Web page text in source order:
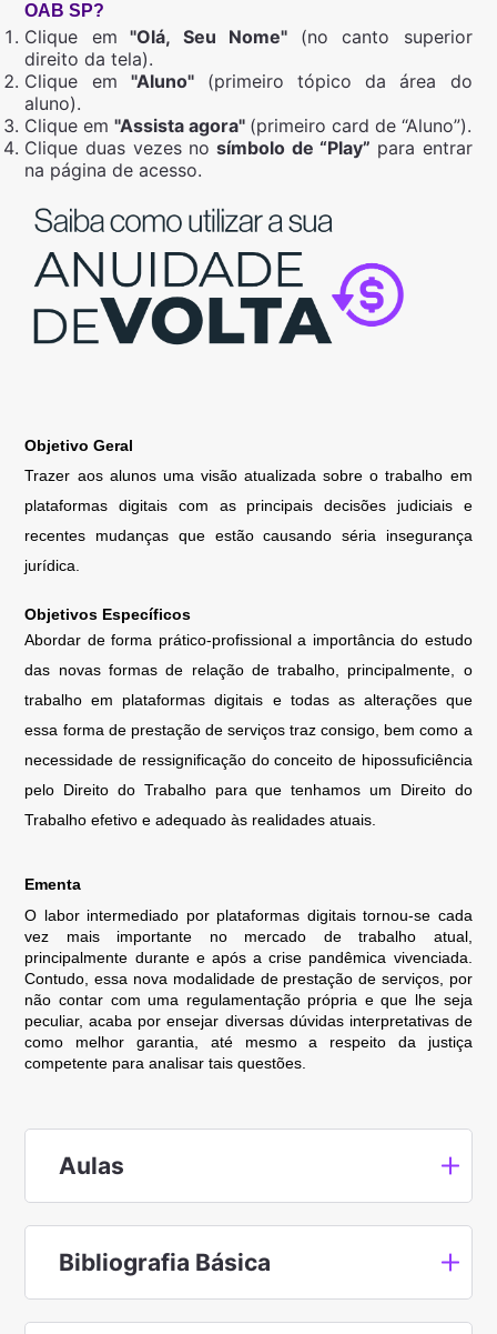
OAB SP?
Clique em "Olá, Seu Nome" (no canto superior
direito da tela).
Clique em "Aluno"(primeiro tópico da área do
aluno).
Clique em"Assista agora" (primeiro card de “Aluno”).
Clique duas vezes no símbolo de “Play” para entrar
na página de acesso.
Objetivo Geral
Trazer aos alunos uma visão atualizada sobre o trabalho em
plataformas digitais com as principais decisões judiciais e
recentes mudanças que estão causando séria insegurança
jurídica.
Objetivos Específicos
Abordar de forma prático-profissional a importância do estudo
das novas formas de relação de trabalho, principalmente, o
trabalho em plataformas digitais e todas as alterações que
essa forma de prestação de serviços traz consigo, bem como a
necessidade de ressignificação do conceito de hipossuficiência
pelo Direito do Trabalho para que tenhamos um Direito do
Trabalho efetivo e adequado às realidades atuais.
Ementa
O labor intermediado por plataformas digitais tornou-se cada
vez mais importante no mercado de trabalho atual,
principalmente durante e após a crise pandêmica vivenciada.
Contudo, essa nova modalidade de prestação de serviços, por
não contar com uma regulamentação própria e que lhe seja
peculiar, acaba por ensejar diversas dúvidas interpretativas de
como melhor garantia, até mesmo a respeito da justiça
competente para analisar tais questões.
Aulas
Bibliografia Básica